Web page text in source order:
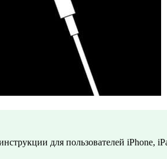
для пользователей iPhone,